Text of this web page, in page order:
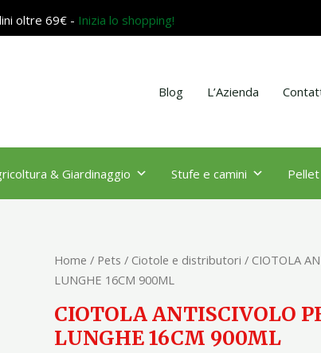
oltre 69€ - Inizia lo shopping!
Blog L’Azienda
& Giardinaggio Stufe e camini Pellet
Home / Pets / Ciotole e distributori / CIOTOLA
LUNGHE 16CM 900ML
CIOTOLA ANTISCIVOLO
LUNGHE 16CM 900ML
CIOTOLA
ANTISCIVOLO
ORECCHIE
LUNGHE
LUNGHE
quantità